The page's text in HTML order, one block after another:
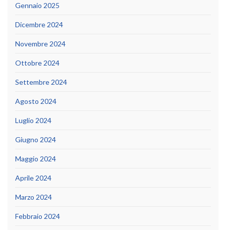
Gennaio 2025
Dicembre 2024
Novembre 2024
Ottobre 2024
Settembre 2024
Agosto 2024
Luglio 2024
Giugno 2024
Maggio 2024
Aprile 2024
Marzo 2024
Febbraio 2024